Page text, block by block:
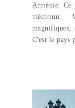
Arménie. Ce
méconnu.
magnifiques,
C'est le pays